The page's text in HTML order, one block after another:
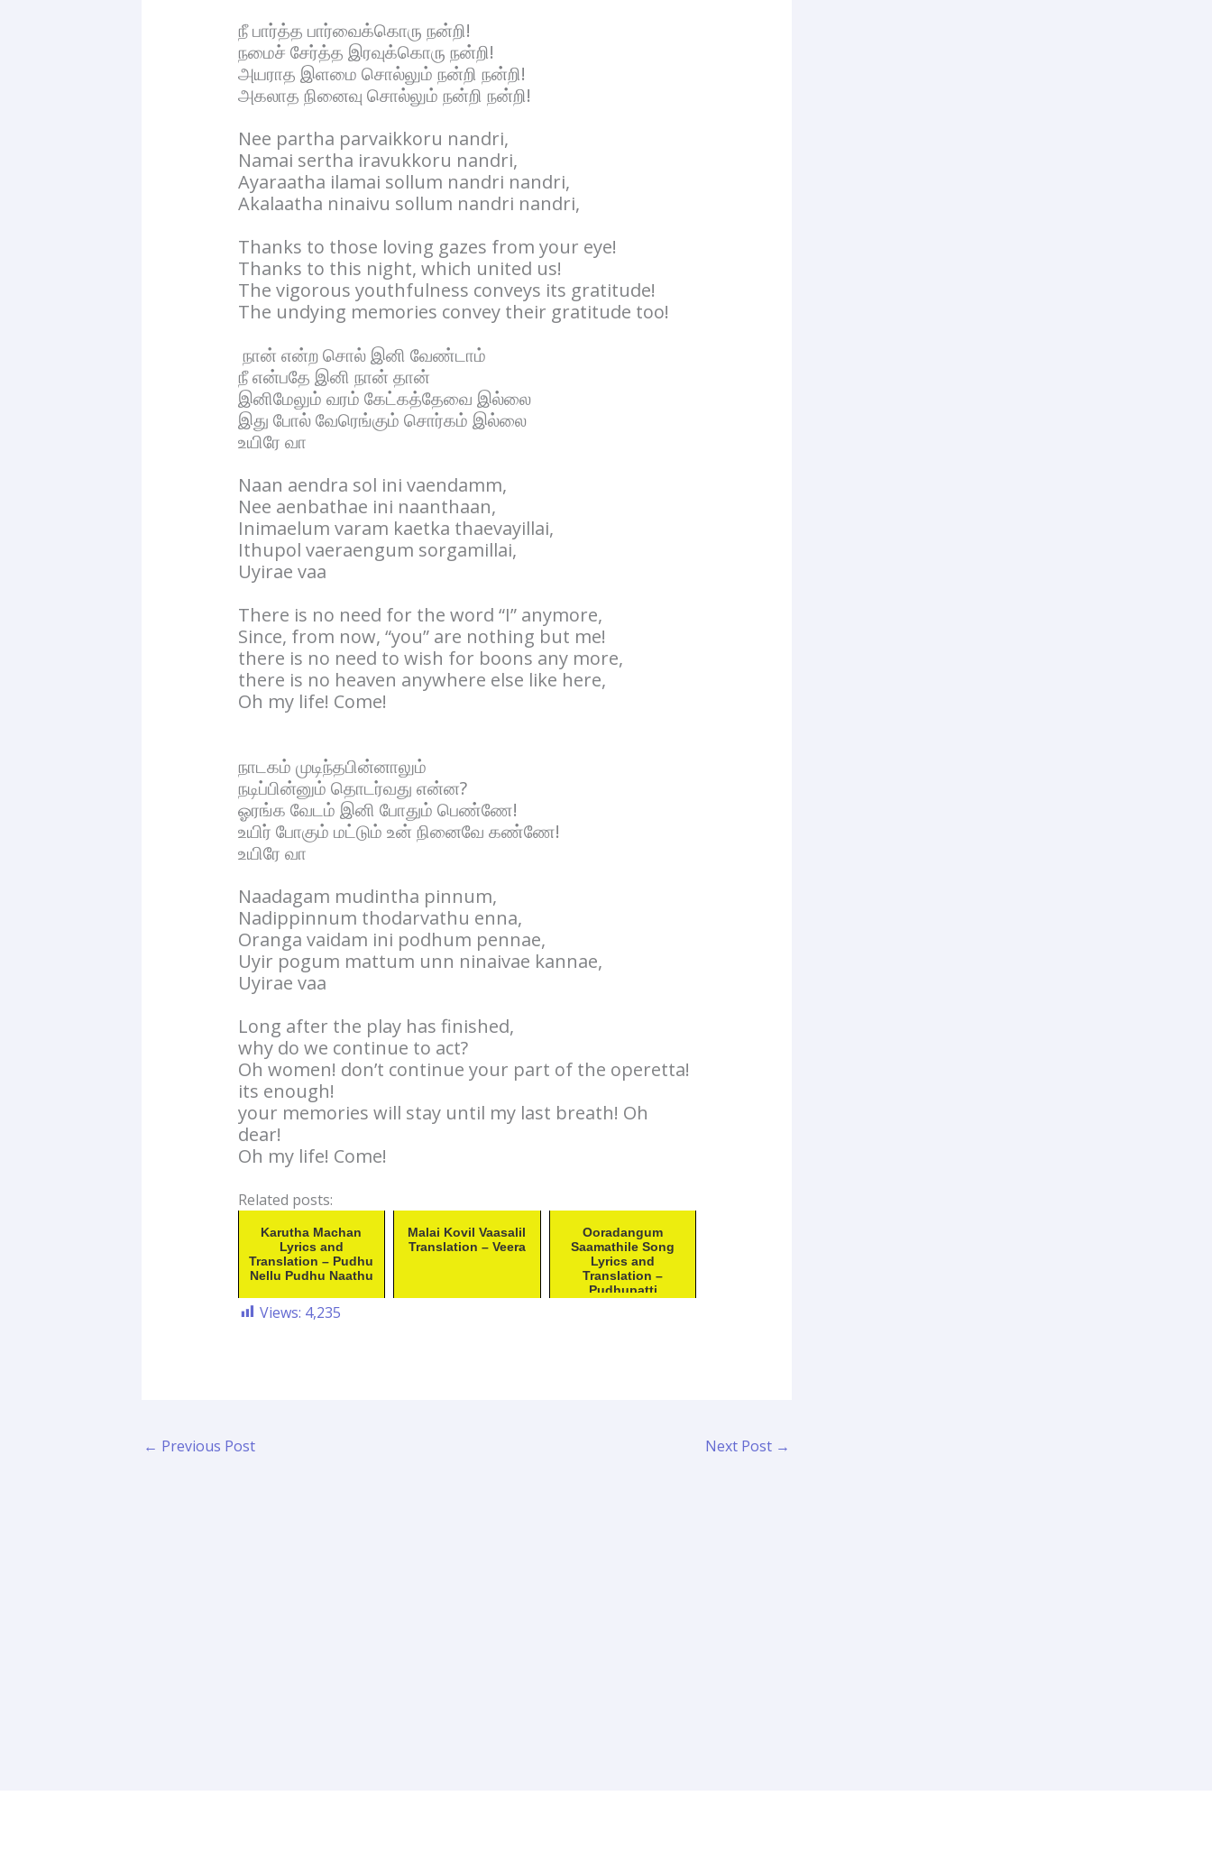
நீ பார்த்த பார்வைக்கொரு நன்றி!
நமைச் சேர்த்த இரவுக்கொரு நன்றி!
அயராத இளமை சொல்லும் நன்றி நன்றி!
அகலாத நினைவு சொல்லும் நன்றி நன்றி!
Nee partha parvaikkoru nandri,
Namai sertha iravukkoru nandri,
Ayaraatha ilamai sollum nandri nandri,
Akalaatha ninaivu sollum nandri nandri,
Thanks to those loving gazes from your eye!
Thanks to this night, which united us!
The vigorous youthfulness conveys its gratitude!
The undying memories convey their gratitude too!
நான் என்ற சொல் இனி வேண்டாம்
நீ என்பதே இனி நான் தான்
இனிமேலும் வரம் கேட்கத்தேவை இல்லை
இது போல் வேரெங்கும் சொர்கம் இல்லை
உயிரே வா
Naan aendra sol ini vaendamm,
Nee aenbathae ini naanthaan,
Inimaelum varam kaetka thaevayillai,
Ithupol vaeraengum sorgamillai,
Uyirae vaa
There is no need for the word “I” anymore,
Since, from now, “you” are nothing but me!
there is no need to wish for boons any more,
there is no heaven anywhere else like here,
Oh my life! Come!
நாடகம் முடிந்தபின்னாலும்
நடிப்பின்னும் தொடர்வது என்ன?
ஓரங்க வேடம் இனி போதும் பெண்ணே!
உயிர் போகும் மட்டும் உன் நினைவே கண்ணே!
உயிரே வா
Naadagam mudintha pinnum,
Nadippinnum thodarvathu enna,
Oranga vaidam ini podhum pennae,
Uyir pogum mattum unn ninaivae kannae,
Uyirae vaa
Long after the play has finished,
why do we continue to act?
Oh women! don’t continue your part of the operetta!
its enough!
your memories will stay until my last breath! Oh
dear!
Oh my life! Come!
Related posts:
Karutha Machan
Lyrics and
Translation – Pudhu
Nellu Pudhu Naathu
Malai Kovil Vaasalil
Translation – Veera
Ooradangum
Saamathile Song
Lyrics and
Translation –
Pudhupatti
Views: 4,235
← Previous Post Next Post →